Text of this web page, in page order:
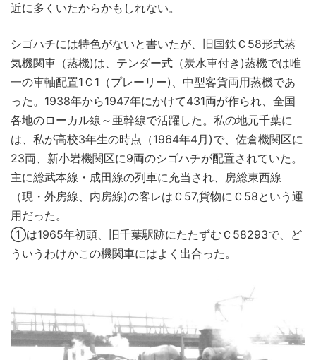
近に多くいたからかもしれない。
シゴハチには特色がないと書いたが、旧国鉄Ｃ58形式蒸
気機関車（蒸機)は、テンダー式（炭水車付き)蒸機では唯
一の車軸配置1Ｃ1（プレーリー)、中型客貨両用蒸機であ
った。1938年から1947年にかけて431両が作られ、全国
各地のローカル線～亜幹線で活躍した。私の地元千葉に
は、私が高校3年生の時点（1964年4月)で、佐倉機関区に
23両、新小岩機関区に9両のシゴハチが配置されていた。
主に総武本線・成田線の列車に充当され、房総東西線
（現・外房線、内房線)の客レはＣ57,貨物にＣ58という運
用だった。
①は1965年初頭、旧千葉駅跡にたたずむＣ58293で、ど
ういうわけかこの機関車にはよく出合った。